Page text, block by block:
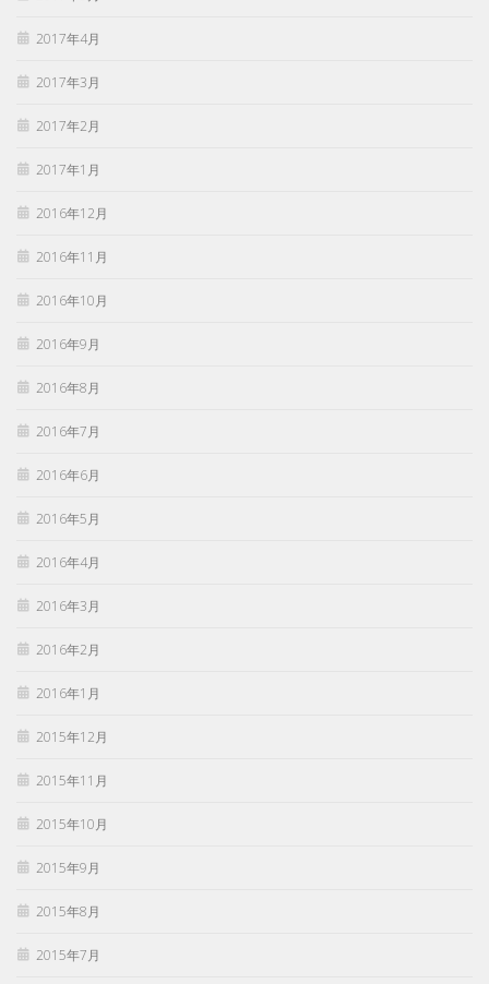
2017年4月
2017年3月
2017年2月
2017年1月
2016年12月
2016年11月
2016年10月
2016年9月
2016年8月
2016年7月
2016年6月
2016年5月
2016年4月
2016年3月
2016年2月
2016年1月
2015年12月
2015年11月
2015年10月
2015年9月
2015年8月
2015年7月